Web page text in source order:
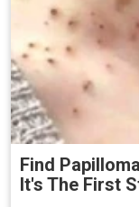
Find
It's The First